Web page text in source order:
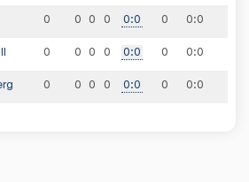
0 0 0 0 0:0 0 0:0
0 0 0 0 0:0 0 0:0
0 0 0 0 0:0 0 0:0